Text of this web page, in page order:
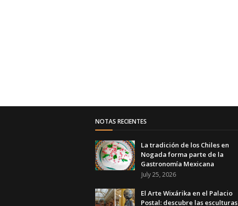
NOTAS RECIENTES
La tradición de los Chiles en
Nogada forma parte de la
Gastronomía Mexicana
July 25, 2026
El Arte Wixárika en el Palacio
Postal: descubre las esculturas